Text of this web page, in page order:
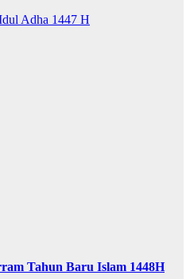
Adha 1447 H
Tahun Baru Islam 1448H